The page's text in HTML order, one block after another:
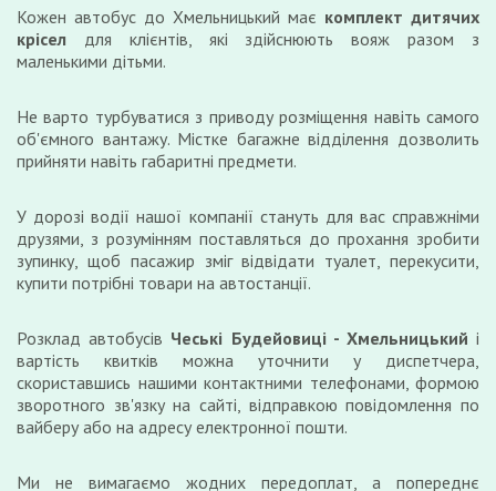
Кожен автобус до Хмельницький має комплект дитячих
крісел для клієнтів, які здійснюють вояж разом з
маленькими дітьми.
Не варто турбуватися з приводу розміщення навіть самого
об'ємного вантажу. Містке багажне відділення дозволить
прийняти навіть габаритні предмети.
У дорозі водії нашої компанії стануть для вас справжніми
друзями, з розумінням поставляться до прохання зробити
зупинку, щоб пасажир зміг відвідати туалет, перекусити,
купити потрібні товари на автостанції.
Розклад автобусів Чеські Будейовиці - Хмельницький і
вартість квитків можна уточнити у диспетчера,
скориставшись нашими контактними телефонами, формою
зворотного зв'язку на сайті, відправкою повідомлення по
вайберу або на адресу електронної пошти.
Ми не вимагаємо жодних передоплат, а попереднє